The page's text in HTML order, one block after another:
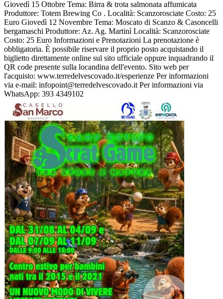
Giovedì 15 Ottobre Tema: Birra & trota salmonata affumicata
Produttore: Totem Brewing Co . Località: Scanzorosciate Costo: 25
Euro Giovedì 12 Novembre Tema: Moscato di Scanzo & Casoncelli
bergamaschi Produttore: Az. Ag. Martinì Località: Scanzorosciate
Costo: 25 Euro Informazioni e Prenotazioni La prenotazione è
obbligatoria. È possibile riservare il proprio posto acquistando il
biglietto direttamente online sul sito ufficiale oppure inquadrando il
QR code presente sulla locandina dell'evento. Sito web per
l'acquisto: www.terredelvescovado.it/esperienze Per informazioni
via e-mail: infopoint@terredelvescovado.it Per informazioni via
WhatsApp: 393 4349102